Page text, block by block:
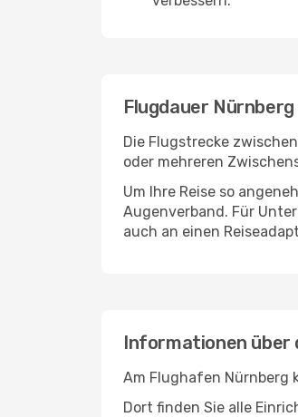
Flugdauer Nürnberg
Die Flugstrecke
oder mehreren
Um Ihre Reise so
Augenverband. Für
auch an einen
Informationen über
Am Flughafen Nürnberg
Dort finden Sie alle